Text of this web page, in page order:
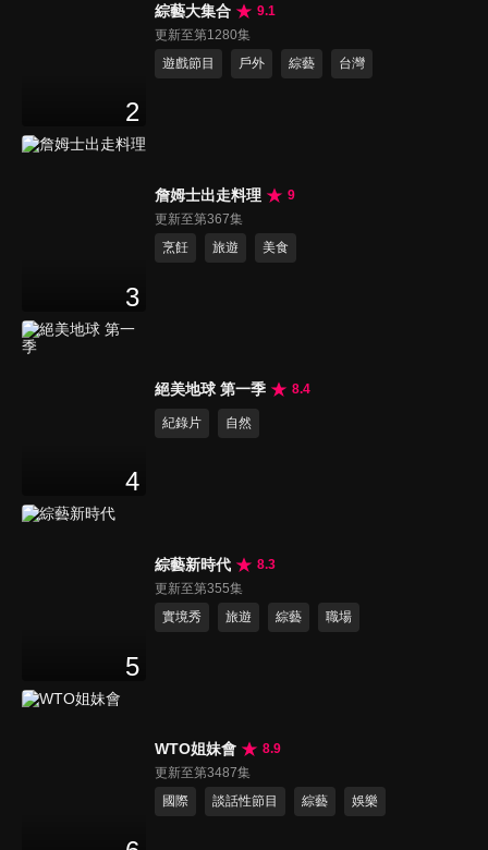
2
綜藝大集合
9.1
更新至第1280集
遊戲節目
戶外 綜藝 台灣
3
詹姆士出走料理
9
更新至第367集
烹飪
旅遊 美食
4
絕美地球 第一季 8.4
紀錄片 自然
5
綜藝新時代
8.3
更新至第355集
實境秀
旅遊 綜藝 職場
WTO姐妹會
8.9
更新至第3487集
國際
談話性節目 綜藝 娛樂